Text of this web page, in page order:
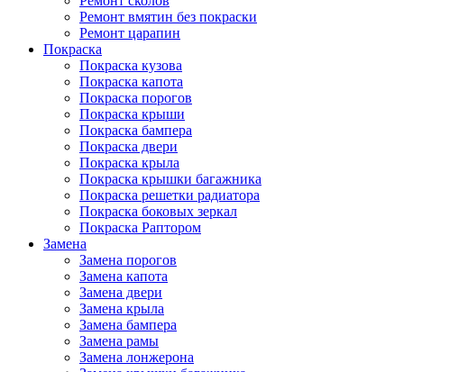
Ремонт вмятин без покраски
Ремонт царапин
Покраска
Покраска кузова
Покраска капота
Покраска порогов
Покраска крыши
Покраска бампера
Покраска двери
Покраска крыла
Покраска крышки багажника
Покраска решетки радиатора
Покраска боковых зеркал
Покраска Раптором
Замена
Замена порогов
Замена капота
Замена двери
Замена крыла
Замена бампера
Замена рамы
Замена лонжерона